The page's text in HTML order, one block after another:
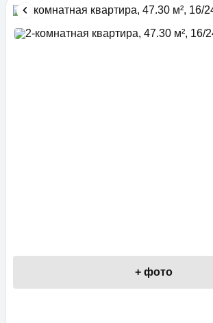
+ фото